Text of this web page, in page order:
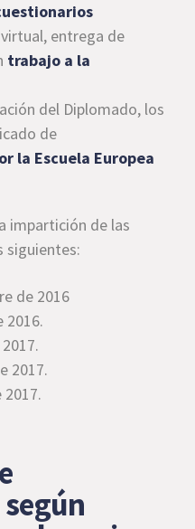
entrega de
trabajo a la
del Diplomado, los
de
la Escuela Europea
impartición de las
siguientes:
de 2016
2016.
2017.
2017.